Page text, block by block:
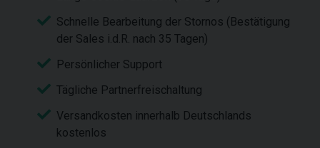
Schnelle Bearbeitung der Stornos (Bestätigung
der Sales i.d.R. nach 35 Tagen)
Persönlicher Support
Tägliche Partnerfreischaltung
Versandkosten innerhalb Deutschlands
kostenlos